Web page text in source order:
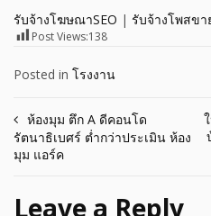
รับจ้างโฆษณาSEO | รับจ้างโพสข
Post Views:138
Posted in โรงงาน
Post
navigation
ห้องมุม ตึก A ดีคอนโด
รัตนาธิเบศร์ ต่ำกว่าประเมิน ห้อง
มุม แอร์ค
Leave a Reply